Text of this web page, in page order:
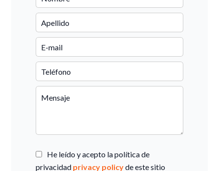
He leído y acepto la política de
privacidad privacy policyde este sitio